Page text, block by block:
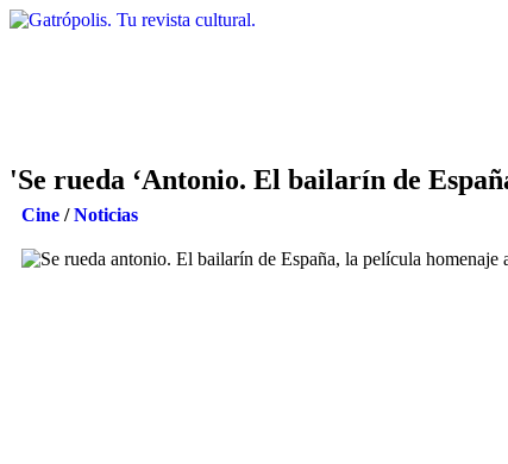
'Se rueda ‘Antonio. El bailarín de
Cine /Noticias